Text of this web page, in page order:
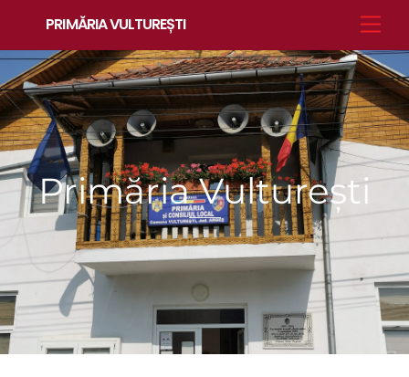
content
PRIMĂRIA VULTUREȘTI
Primăria Vulturești